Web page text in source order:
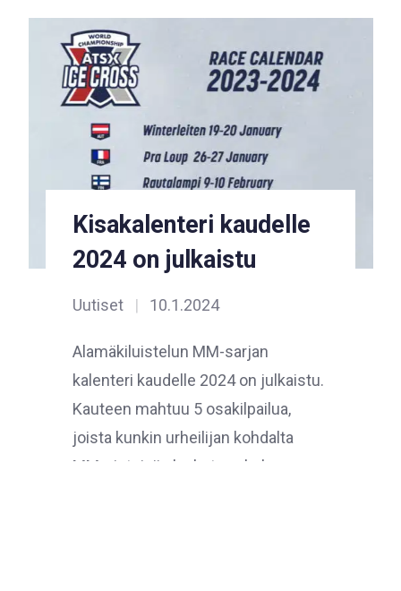
Kisakalenteri kaudelle
2024 on julkaistu
Uutiset | 10.1.2024
Alamäkiluistelun MM-sarjan
kalenteri kaudelle 2024 on julkaistu.
Kauteen mahtuu 5 osakilpailua,
joista kunkin urheilijan kohdalta
MM-pisteisiin lasketaan kolme